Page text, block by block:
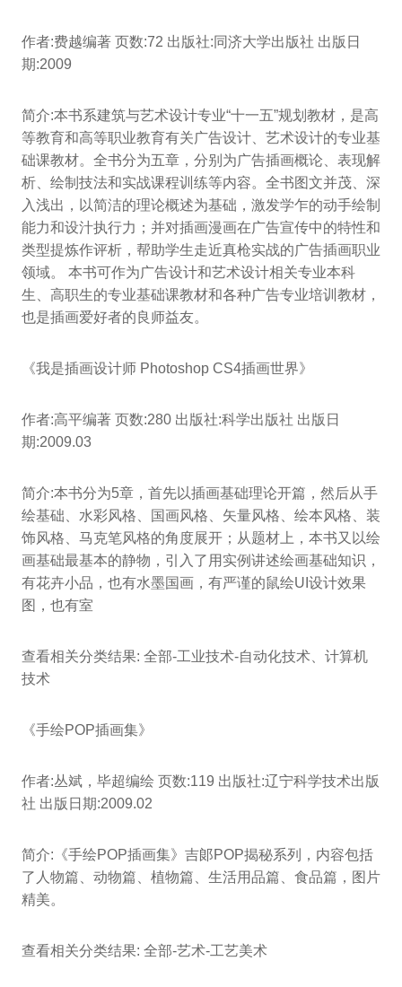
作者:费越编著 页数:72 出版社:同济大学出版社 出版日
期:2009
简介:本书系建筑与艺术设计专业“十一五”规划教材，是高
等教育和高等职业教育有关广告设计、艺术设计的专业基
础课教材。全书分为五章，分别为广告插画概论、表现解
析、绘制技法和实战课程训练等内容。全书图文并茂、深
入浅出，以简洁的理论概述为基础，激发学乍的动手绘制
能力和设汁执行力；并对插画漫画在广告宣传中的特性和
类型提炼作评析，帮助学生走近真枪实战的广告插画职业
领域。 本书可作为广告设计和艺术设计相关专业本科
生、高职生的专业基础课教材和各种广告专业培训教材，
也是插画爱好者的良师益友。
《我是插画设计师 Photoshop CS4插画世界》
作者:高平编著 页数:280 出版社:科学出版社 出版日
期:2009.03
简介:本书分为5章，首先以插画基础理论开篇，然后从手
绘基础、水彩风格、国画风格、矢量风格、绘本风格、装
饰风格、马克笔风格的角度展开；从题材上，本书又以绘
画基础最基本的静物，引入了用实例讲述绘画基础知识，
有花卉小品，也有水墨国画，有严谨的鼠绘UI设计效果
图，也有室
查看相关分类结果: 全部-工业技术-自动化技术、计算机
技术
《手绘POP插画集》
作者:丛斌，毕超编绘 页数:119 出版社:辽宁科学技术出版
社 出版日期:2009.02
简介:《手绘POP插画集》吉郞POP揭秘系列，内容包括
了人物篇、动物篇、植物篇、生活用品篇、食品篇，图片
精美。
查看相关分类结果: 全部-艺术-工艺美术